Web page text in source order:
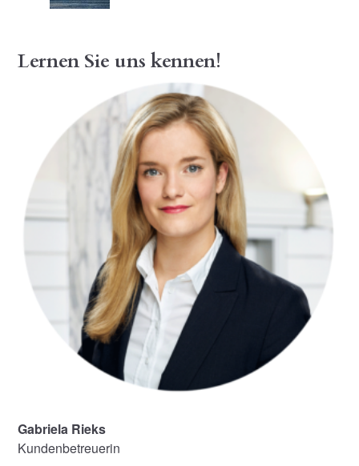
Lernen Sie uns kennen!
Gabriela Rieks
Kundenbetreuerin